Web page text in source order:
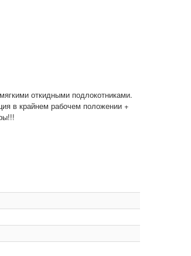
откидными подлокотниками.
в крайнем рабочем положении +